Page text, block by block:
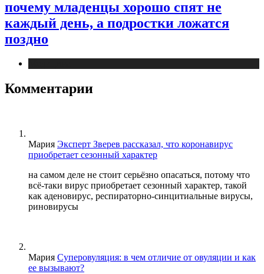
почему младенцы хорошо спят не
каждый день, а подростки ложатся
поздно
Комментарии
Мария Эксперт Зверев рассказал, что коронавирус
приобретает сезонный характер
на самом деле не стоит серьёзно опасаться, потому что
всё-таки вирус приобретает сезонный характер, такой
как аденовирус, респираторно-синцитиальные вирусы,
риновирусы
Мария Суперовуляция: в чем отличие от овуляции и как
ее вызывают?